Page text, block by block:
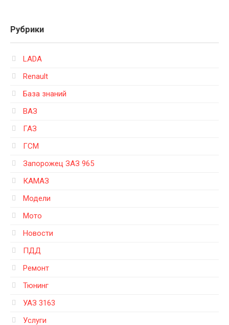
Рубрики
LADA
Renault
База знаний
ВАЗ
ГАЗ
ГСМ
Запорожец ЗАЗ 965
КАМАЗ
Модели
Мото
Новости
ПДД
Ремонт
Тюнинг
УАЗ 3163
Услуги